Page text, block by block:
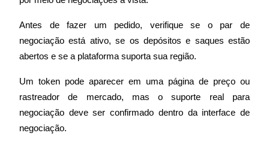
Bloqueios de BTR
Investimentos exclusivos para titulares de BTR
Antes de fazer um pedido, verifique se o par de
negociação está ativo, se os depósitos e saques estão
abertos e se a plataforma suporta sua região.
Um token pode aparecer em uma página de preço ou
rastreador de mercado, mas o suporte real para
negociação deve ser confirmado dentro da interface de
negociação.